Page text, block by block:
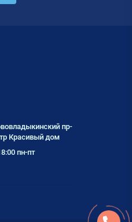
пр-
Красивый дом
пн-пт